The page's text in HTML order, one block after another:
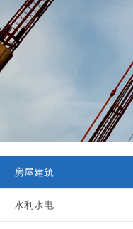
房屋建筑
水利水电